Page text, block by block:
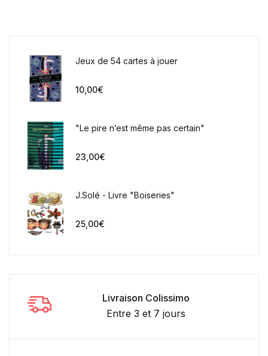
Jeux de 54 cartes à jouer
10,00€
"Le pire n’est même pas certain"
23,00€
J.Solé - Livre "Boiseries"
25,00€
Livraison Colissimo
Entre 3 et 7 jours